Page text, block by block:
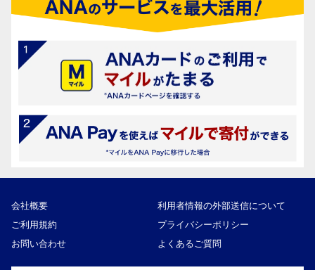
会社概要
利用者情報の外部送信について
ご利用規約
プライバシーポリシー
お問い合わせ
よくあるご質問